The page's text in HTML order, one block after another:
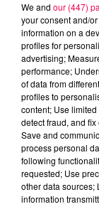
podcasts/
We and our (447)
your consent and/
information on a
profiles for
advertising;
performance;
of data from
profiles to
content; Use
detect fraud, and
Save and
process personal
following
requested; Use
other data sources;
information